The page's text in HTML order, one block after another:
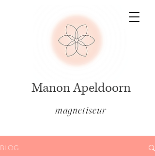
Manon Apeldoorn
magnetiseur
BLOG